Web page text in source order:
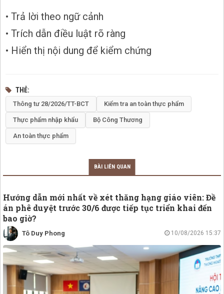
• Trả lời theo ngữ cảnh
• Trích dẫn điều luật rõ ràng
• Hiển thị nội dung để kiểm chứng
THẺ
Thông tư 28/2026/TT-BCT Kiểm tra an toàn thực phẩm
Thực phẩm nhập khẩu Bộ Công Thương
An toàn thực phẩm
BÀI LIÊN QUAN
Hướng dẫn mới nhất về xét thăng hạng giáo viên: Đề
án phê duyệt trước 30/6 được tiếp tục triển khai đến
bao giờ?
Tô Duy Phong 10/08/2026 15:37